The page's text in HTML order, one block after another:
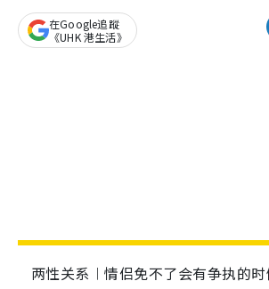
在Google追蹤
《UHK 港生活》
两性关系︱情侣免不了会有争执的